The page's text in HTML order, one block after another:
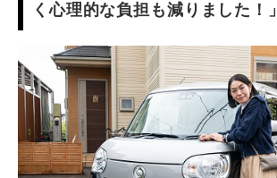
く心理的な負担も減りました！」